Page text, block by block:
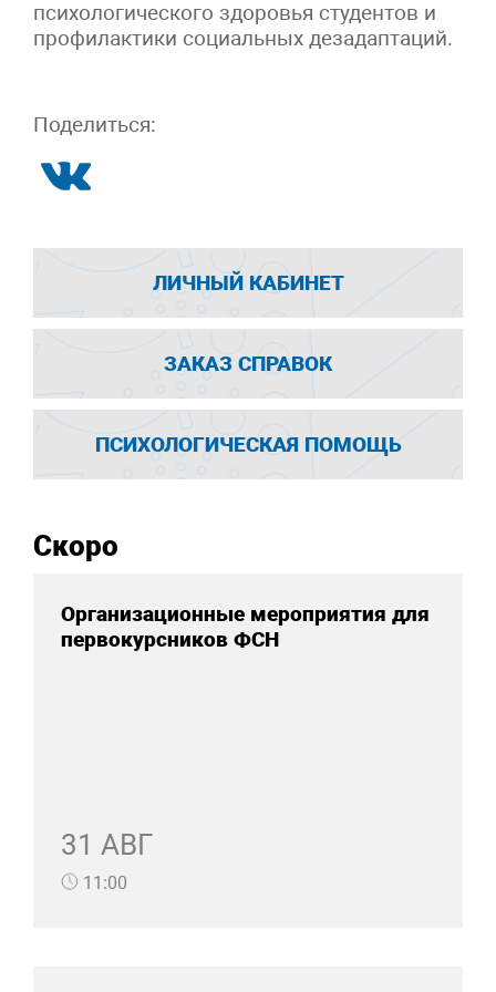
психологического здоровья студентов и
профилактики социальных дезадаптаций.
Поделиться:
ЛИЧНЫЙ КАБИНЕТ
ЗАКАЗ СПРАВОК
ПСИХОЛОГИЧЕСКАЯ ПОМОЩЬ
Скоро
Организационные мероприятия для
первокурсников ФСН
31 АВГ
11:00